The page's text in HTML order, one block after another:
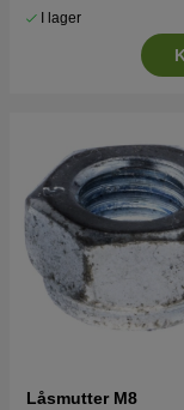
I lager
Låsmutter M8